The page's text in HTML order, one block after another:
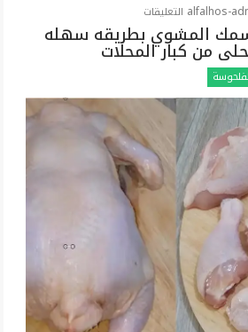
التعليقات
اعملى
انهاردا
بطريقه
سهله
وسريعه
وطعمه
احلى
من
كبار
المحلات
مغلقة
المشوي بطريقه سهله
من كبار المحلات